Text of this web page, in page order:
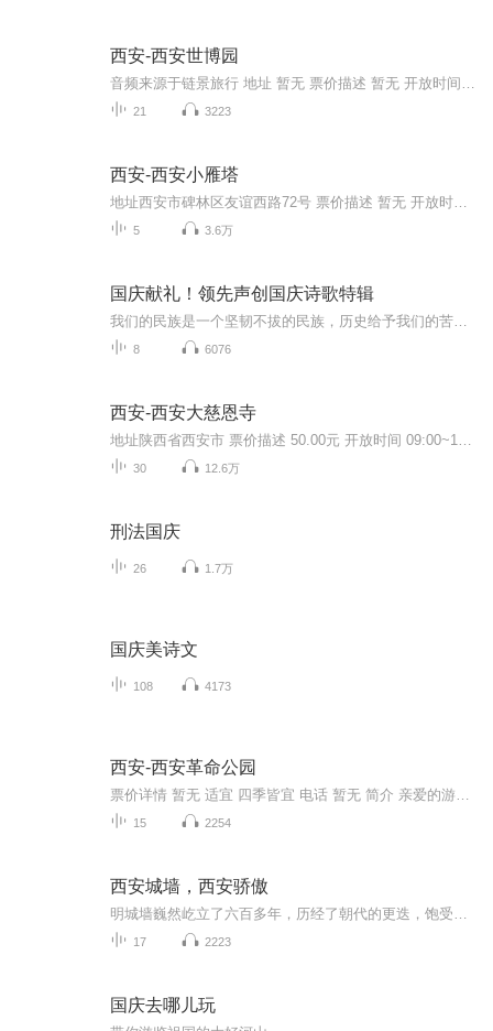
西安-西安世博园
21 3223
西安-西安小雁塔
5 3.6万
国庆献礼！领先声创国庆诗歌特辑
8 6076
西安-西安大慈恩寺
30 12.6万
刑法国庆
26 1.7万
国庆美诗文
108 4173
西安-西安革命公园
15 2254
西安城墙，西安骄傲
17 2223
国庆去哪儿玩